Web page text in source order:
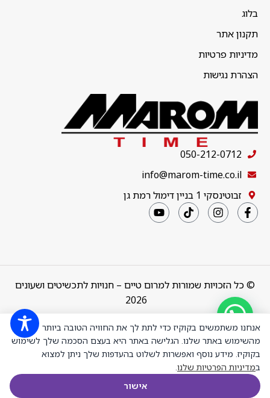
בלוג
תקנון אתר
מדיניות פרטיות
הצהרת נגישות
050-212-0712
info@marom-time.co.il
זבוטינסקי 1 בניין דימול רמת גן
© כל הזכויות שמורות למרום טיים – חנויות לתכשיטים ושעונים
2026
Design & Code bythebuildup
Valentino
Orlandi
₪1,125.00 הוספה
אנחנו משתמשים בקוקיז כדי לתת לך את החוויה הטובה ביותר
מהשימוש באתר שלנו. הגלישה באתר היא בעצם הסכמה שלך לשימוש
בקוקיז. מידע נוסף ואפשרות לשלוט בהעדפות שלך ניתן למצוא
במדיניות הפרטיות שלנו.
אישור